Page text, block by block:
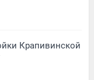
Крапивинской